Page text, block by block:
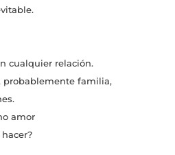
cualquier relación.
probablemente familia,
amor